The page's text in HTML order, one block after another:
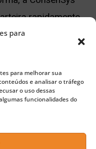
para
para melhorar sua
e analisar o tráfego
o uso dessas
funcionalidades do
rapidamente.
rumores de um
anunciou por
produtos da
no momento.